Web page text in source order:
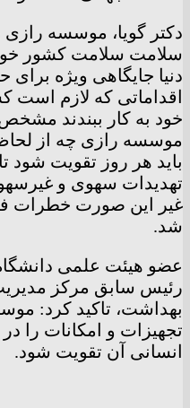
دکتر گویا، موسسه
سلامت سلامت کشور
دنیا جایگاهی ویژه
اقداماتی که لازم است
خود به کار ببندند
موسسه رازی چه از
باید هر روز تقویت شود
تهدیدات سهوی و
غیر این صورت خطرات
شد.
عضو هیئت علمی
رئیس سابق مرکز
بهداشت، تاکید کرد:
تجهیزات و امکانات را
انسانی آن تقویت شود.